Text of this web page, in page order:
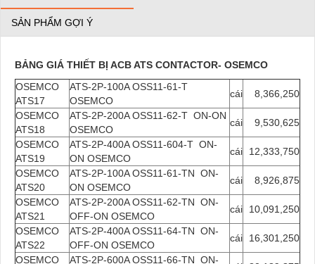
SẢN PHẨM GỢI Ý
BẢNG GIÁ THIẾT BỊ ACB ATS CONTACTOR- OSEMCO
OSEMCO
ATS17
ATS-2P-100A OSS11-61-T
OSEMCO
cái
8,366,250
OSEMCO
ATS18
ATS-2P-200A OSS11-62-T ON-ON
OSEMCO
cái
9,530,625
OSEMCO
ATS19
ATS-2P-400A OSS11-604-T ON-
ON OSEMCO
cái
12,333,750
OSEMCO
ATS20
ATS-2P-100A OSS11-61-TN ON-
ON OSEMCO
cái
8,926,875
OSEMCO
ATS21
ATS-2P-200A OSS11-62-TN ON-
OFF-ON OSEMCO
cái
10,091,250
OSEMCO
ATS22
ATS-2P-400A OSS11-64-TN ON-
OFF-ON OSEMCO
cái
16,301,250
OSEMCO
ATS-2P-600A OSS11-66-TN ON-